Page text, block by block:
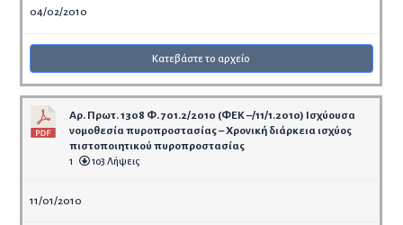
04/02/2010
Κατεβάστε το αρχείο
Αρ. Πρωτ. 1308 Φ. 701.2/2010 (ΦΕΚ –/11/1.2010) Ισχύουσα
νομοθεσία πυροπροστασίας – Χρονική διάρκεια ισχύος
πιστοποιητικού πυροπροστασίας
1 103 Λήψεις
11/01/2010